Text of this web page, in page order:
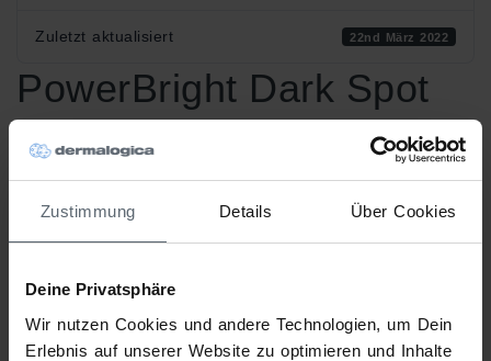
Zustimmung Details Über Cookies
Deine Privatsphäre
Wir nutzen Cookies und andere Technologien, um Dein
Erlebnis auf unserer Website zu optimieren und Inhalte
Zuletzt aktualisiert 22nd März 2022
PowerBright Dark Spot
Serum Klinische Studie
Attached Files
1 file
PowerBright Dark Spot Serum Klinische Studie.pdf